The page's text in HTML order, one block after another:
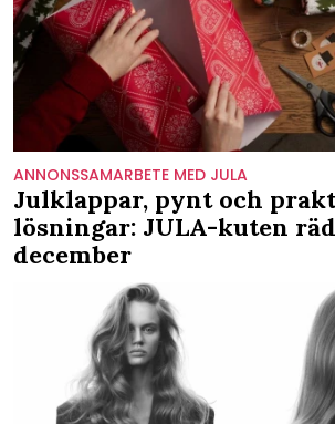
ANNONSSAMARBETE MED JULA
Julklappar, pynt och
lösningar: JULA-kuten
december